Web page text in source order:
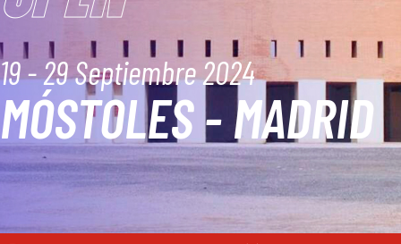
19 - 29 Septiembre 2024
MÓSTOLES - MADRID